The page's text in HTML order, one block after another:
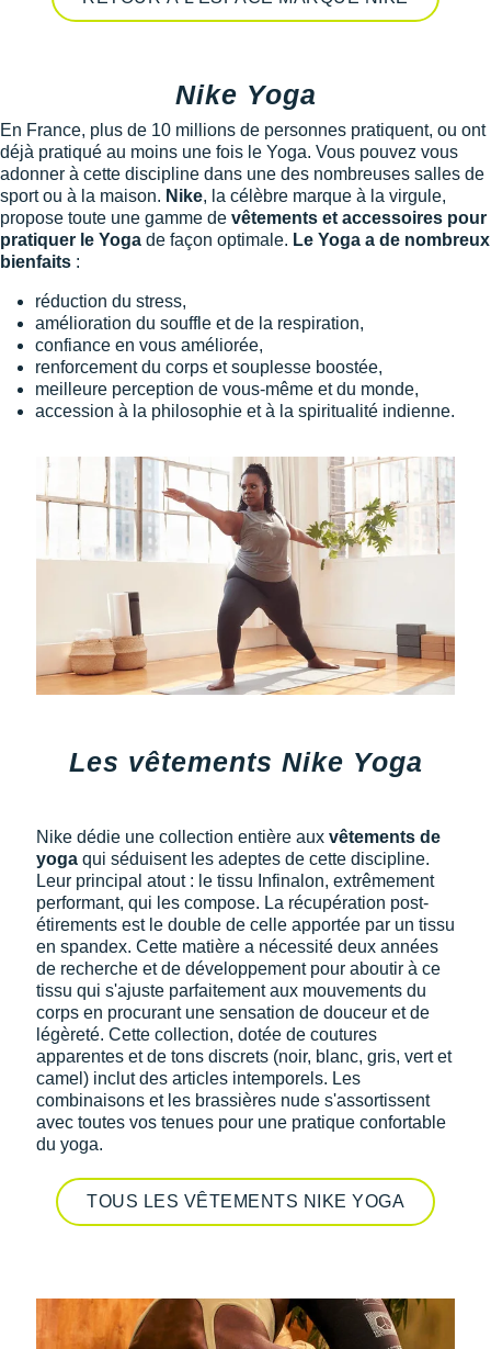
Nike Yoga
En France, plus de 10 millions de personnes pratiquent, ou ont
déjà pratiqué au moins une fois le Yoga. Vous pouvez vous
adonner à cette discipline dans une des nombreuses salles de
sport ou à la maison. Nike, la célèbre marque à la virgule,
propose toute une gamme de vêtements et accessoires pour
pratiquer le Yoga de façon optimale. Le Yoga a de nombreux
bienfaits :
réduction du stress,
amélioration du souffle et de la respiration,
confiance en vous améliorée,
renforcement du corps et souplesse boostée,
meilleure perception de vous-même et du monde,
accession à la philosophie et à la spiritualité indienne.
Les vêtements Nike Yoga
Nike dédie une collection entière aux vêtements de
yoga qui séduisent les adeptes de cette discipline.
Leur principal atout : le tissu Infinalon, extrêmement
performant, qui les compose. La récupération post-
étirements est le double de celle apportée par un tissu
en spandex. Cette matière a nécessité deux années
de recherche et de développement pour aboutir à ce
tissu qui s'ajuste parfaitement aux mouvements du
corps en procurant une sensation de douceur et de
légèreté. Cette collection, dotée de coutures
apparentes et de tons discrets (noir, blanc, gris, vert et
camel) inclut des articles intemporels. Les
combinaisons et les brassières nude s'assortissent
avec toutes vos tenues pour une pratique confortable
du yoga.
TOUS LES VÊTEMENTS NIKE YOGA